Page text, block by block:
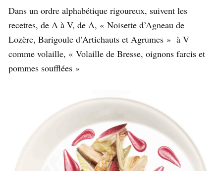
Dans un ordre alphabétique rigoureux, suivent les
recettes, de A à V, de A, « Noisette d’Agneau de
Lozère, Barigoule d’Artichauts et Agrumes » à V
comme volaille, « Volaille de Bresse, oignons farcis et
pommes soufflées »